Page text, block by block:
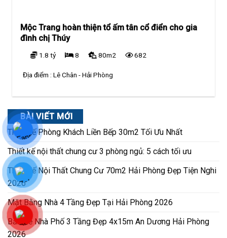
Mộc Trang hoàn thiện tổ ấm tân cổ điển cho gia
đình chị Thúy
1.8 tỷ 8 80m2 682
Địa điểm :Lê Chân - Hải Phòng
BÀI VIẾT MỚI
Thiết Kế Phòng Khách Liền Bếp 30m2 Tối Ưu Nhất
Thiết kế nội thất chung cư 3 phòng ngủ: 5 cách tối ưu
Thiết Kế Nội Thất Chung Cư 70m2 Hải Phòng Đẹp Tiện Nghi
2026
Mặt Bằng Nhà 4 Tầng Đẹp Tại Hải Phòng 2026
Bản Vẽ Nhà Phố 3 Tầng Đẹp 4x15m An Dương Hải Phòng
2026